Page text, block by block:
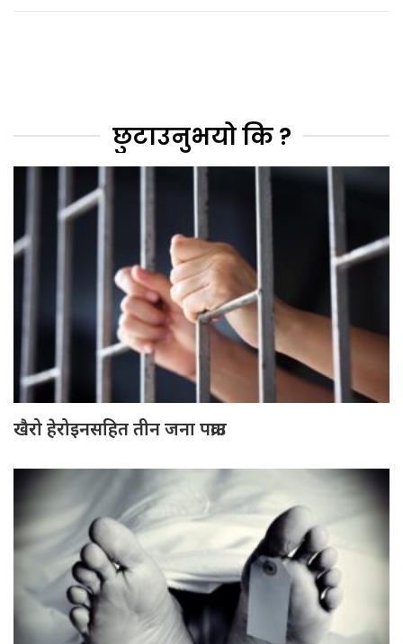
छुटाउनुभयो कि ?
खैरो हेरोइनसहित तीन जना पक्राउ